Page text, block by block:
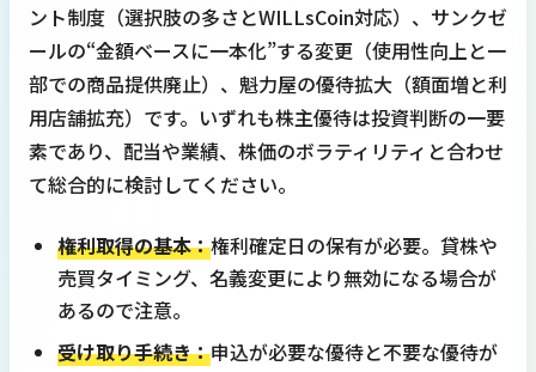
ント制度（選択肢の多さとWILLsCoin対応）、サンクゼ
ールの“金額ベースに一本化”する変更（使用性向上と一
部での商品提供廃止）、魁力屋の優待拡大（額面増と利
用店舗拡充）です。いずれも株主優待は投資判断の一要
素であり、配当や業績、株価のボラティリティと合わせ
て総合的に検討してください。
権利取得の基本：権利確定日の保有が必要。貸株や
売買タイミング、名義変更により無効になる場合が
あるので注意。
受け取り手続き：申込が必要な優待と不要な優待が